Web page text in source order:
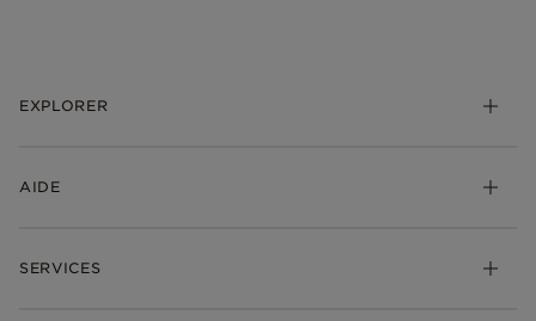
EXPLORER
Bijoux
AIDE
Suivre ma commande
SERVICES